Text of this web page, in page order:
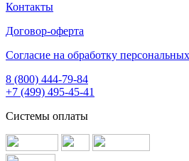
Контакты
Договор-оферта
Согласие на обработку
8 (800) 444-79-84
+7 (499) 495-45-41
Системы оплаты